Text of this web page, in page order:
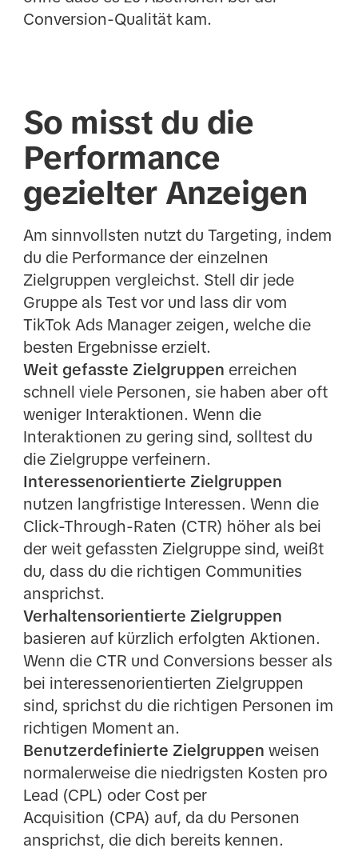
Conversion-Qualität kam.
So misst du die
Performance
gezielter Anzeigen
Am sinnvollsten nutzt du Targeting, indem
du die Performance der einzelnen
Zielgruppen vergleichst. Stell dir jede
Gruppe als Test vor und lass dir vom
TikTok Ads Manager zeigen, welche die
besten Ergebnisse erzielt.
Weit gefasste Zielgruppen erreichen
schnell viele Personen, sie haben aber oft
weniger Interaktionen. Wenn die
Interaktionen zu gering sind, solltest du
die Zielgruppe verfeinern.
Interessenorientierte Zielgruppen
nutzen langfristige Interessen. Wenn die
Click-Through-Raten (CTR) höher als bei
der weit gefassten Zielgruppe sind, weißt
du, dass du die richtigen Communities
ansprichst.
Verhaltensorientierte Zielgruppen
basieren auf kürzlich erfolgten Aktionen.
Wenn die CTR und Conversions besser als
bei interessenorientierten Zielgruppen
sind, sprichst du die richtigen Personen im
richtigen Moment an.
Benutzerdefinierte Zielgruppen weisen
normalerweise die niedrigsten Kosten pro
Lead (CPL) oder Cost per
Acquisition (CPA) auf, da du Personen
ansprichst, die dich bereits kennen.